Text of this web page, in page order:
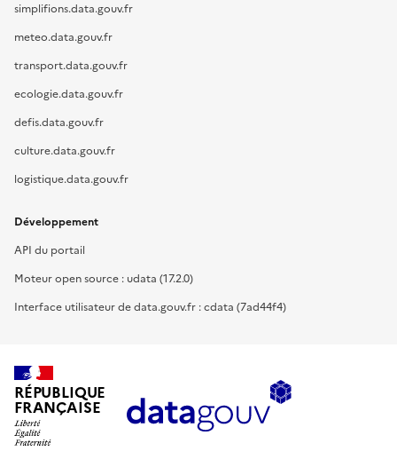
simplifions.data.gouv.fr
meteo.data.gouv.fr
transport.data.gouv.fr
ecologie.data.gouv.fr
defis.data.gouv.fr
culture.data.gouv.fr
logistique.data.gouv.fr
Développement
API du portail
Moteur open source : udata (17.2.0)
Interface utilisateur de data.gouv.fr : cdata (7ad44f4)
RÉPUBLIQUE
FRANÇAISE